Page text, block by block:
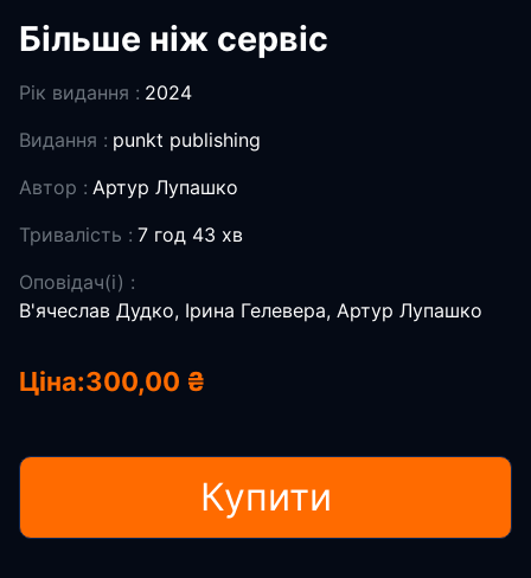
Більше ніж сервіс
Рік видання : 2024
Видання : punkt publishing
Автор : Артур Лупашко
Тривалість : 7 год 43 хв
Оповідач(і) :
В'ячеслав Дудко, Ірина Гелевера, Артур Лупашко
Ціна:300,00 ₴
Купити